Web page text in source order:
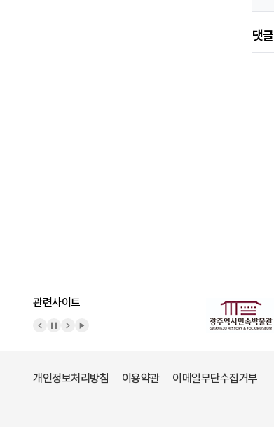
댓글
관련사이트
이전 배너
배너 정지
다음 배너
배너 재생
개인정보처리방침 이용약관 이메일무단수집거부